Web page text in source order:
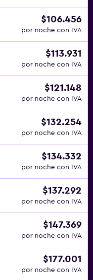
$106.456
por noche con IVA
$113.931
por noche con IVA
$121.148
por noche con IVA
$132.254
por noche con IVA
$134.332
por noche con IVA
$137.292
por noche con IVA
$147.369
por noche con IVA
$177.001
por noche con IVA